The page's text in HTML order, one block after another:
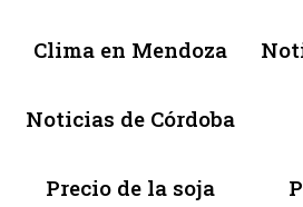
Clima en Mendoza
Noticias de Córdoba
Precio de la soja